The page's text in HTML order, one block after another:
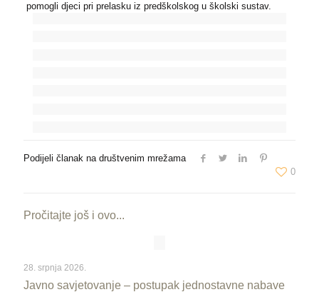
pomogli djeci pri prelasku iz predškolskog u školski sustav.
Podijeli članak na društvenim mrežama
0
Pročitajte još i ovo...
28. srpnja 2026.
Javno savjetovanje – postupak jednostavne nabave